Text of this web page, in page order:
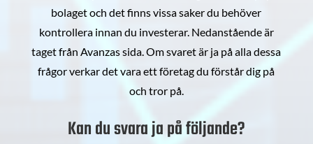
bolaget och det finns vissa saker du behöver
kontrollera innan du investerar. Nedanstående är
taget från Avanzas sida. Om svaret är ja på alla dessa
frågor verkar det vara ett företag du förstår dig på
och tror på.
Kan du svara ja på följande?